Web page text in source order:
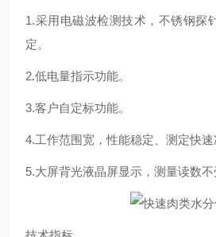
1.采用电磁波检测技术，不锈钢探
定。
2.低电量指示功能。
3.客户自定标功能。
4.工作范围宽，性能稳定、测定快速
5.大屏背光液晶屏显示，测量读数不